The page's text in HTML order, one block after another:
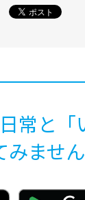
常と「
みませ